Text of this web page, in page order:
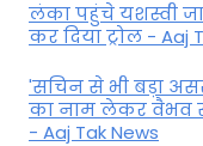
लंका पहुंचे यशस्वी
कर द‍िया ट्रोल - Aaj
'सचिन से भी बड़ा
का नाम लेकर वैभव
- Aaj Tak News